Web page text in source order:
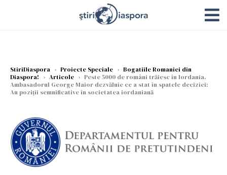
StiriDiaspora › Proiecte Speciale › Bogatiile Romaniei din
Diaspora!
› Articole › Peste 5000 de români trăiesc în Iordania.
Ambasadorul George Maior dezvăluie ce a stat în spatele deciziei:
Au poziţii semnificative în societatea iordaniană